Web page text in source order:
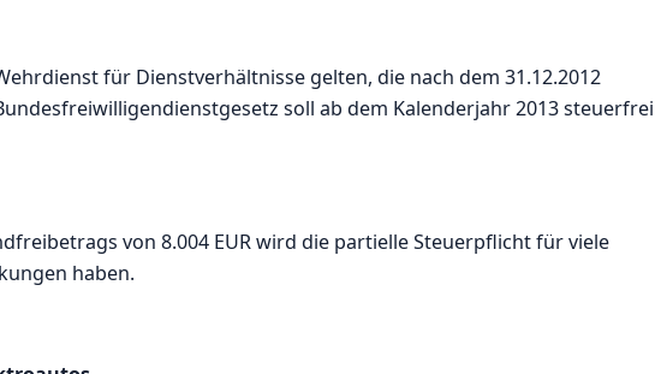
für Dienstverhältnisse gelten, die nach dem 31.12.2012
soll ab dem Kalenderjahr 2013 steuerfrei
von 8.004 EUR wird die partielle Steuerpflicht für viele
haben.